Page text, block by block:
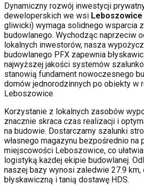
Dynamiczny rozwój inwestycji
deweloperskich we wsi Leboszowice
gliwicki) wymaga solidnego wsparcia
budowlanego. Wychodząc naprzeciw
lokalnych inwestorów, nasza
budowlanego PFX zapewnia
najwyższej jakości systemów
stanowią fundament nowoczesnego
domów jednorodzinnych po obiekty w
Leboszowice.
Korzystanie z lokalnych zasobów
znacznie skraca czas realizacji i
na budowie. Dostarczamy szalunki
własnego magazynu bezpośrednio na
miejscowości Leboszowice, co
logistyką każdej ekipie budowlanej.
naszej bazy wynosi zaledwie 27.9 km,
błyskawiczną i tanią dostawę HDS.